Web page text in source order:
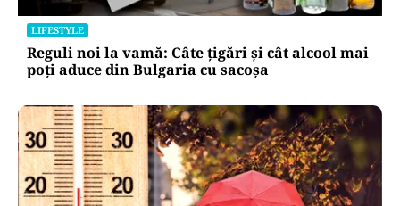
LIFESTYLE
Reguli noi la vamă: Câte țigări și cât alcool mai
poți aduce din Bulgaria cu sacoșa